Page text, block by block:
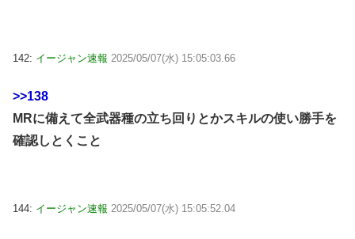
142: イージャン速報 2025/05/07(水) 15:05:03.66
>>138
MRに備えて全武器種の立ち回りとかスキルの使い勝手を
確認しとくこと
144: イージャン速報 2025/05/07(水) 15:05:52.04